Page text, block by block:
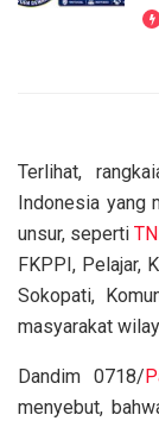
Terlihat,
Indonesia yang
unsur, seperti
FKPPI, Pelajar,
Sokopati,
masyarakat
Dandim 0718/
menyebut,